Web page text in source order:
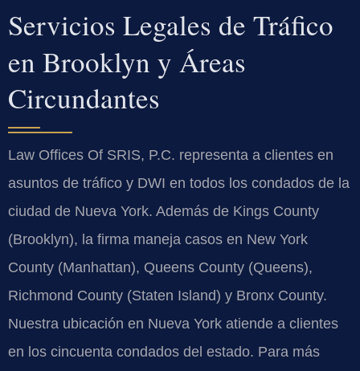
Servicios Legales de Tráfico
en Brooklyn y Áreas
Circundantes
Law Offices Of SRIS, P.C. representa a clientes en
asuntos de tráfico y DWI en todos los condados de la
ciudad de Nueva York. Además de Kings County
(Brooklyn), la firma maneja casos en New York
County (Manhattan), Queens County (Queens),
Richmond County (Staten Island) y Bronx County.
Nuestra ubicación en Nueva York atiende a clientes
en los cincuenta condados del estado. Para más